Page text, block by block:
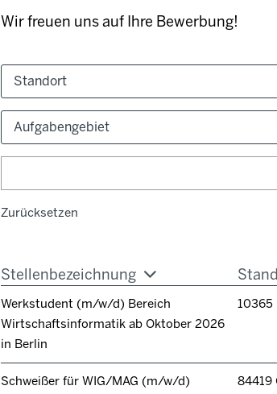
Wir freuen uns auf Ihre Bewerbung!
Standort
Aufgabengebiet
Zurücksetzen
Stellenbezeichnung
Werkstudent (m/w/d) Bereich
Wirtschaftsinformatik ab Oktober 2026
in Berlin
10365
Schweißer für WIG/MAG (m/w/d) 84419